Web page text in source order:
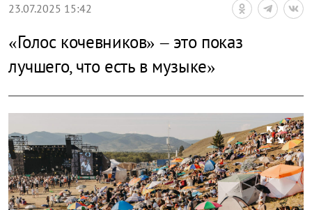
23.07.2025 15:42
«Голос кочевников» – это показ
лучшего, что есть в музыке»
zoom_out_map